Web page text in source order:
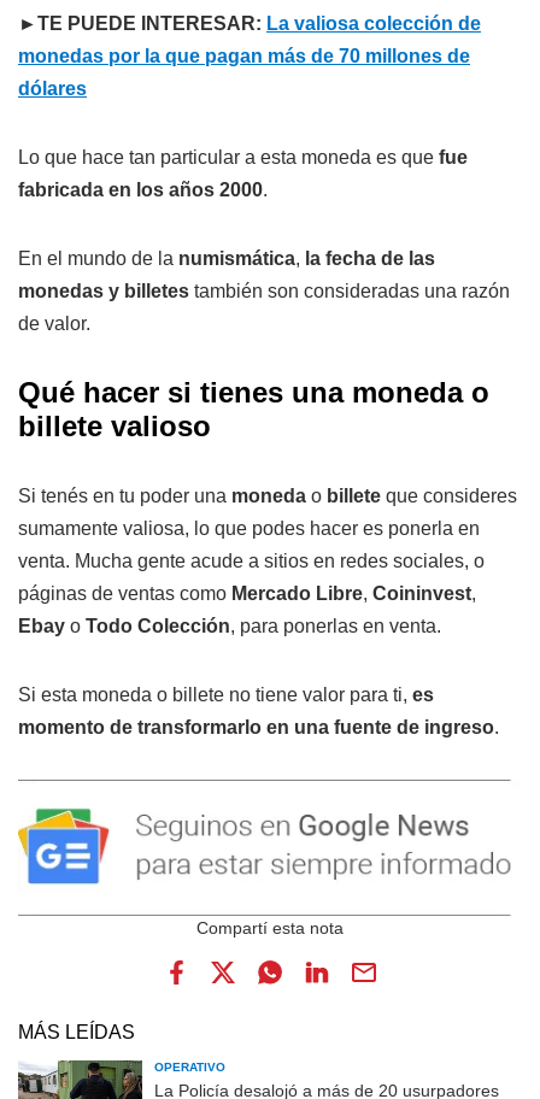
►TE PUEDE INTERESAR: La valiosa colección de
monedas por la que pagan más de 70 millones de
dólares
Lo que hace tan particular a esta moneda es que fue
fabricada en los años 2000.
En el mundo de la numismática, la fecha de las
monedas y billetes también son consideradas una razón
de valor.
Qué hacer si tienes una moneda o
billete valioso
Si tenés en tu poder una moneda o billete que consideres
sumamente valiosa, lo que podes hacer es ponerla en
venta. Mucha gente acude a sitios en redes sociales, o
páginas de ventas como Mercado Libre, Coininvest,
Ebay o Todo Colección, para ponerlas en venta.
Si esta moneda o billete no tiene valor para ti, es
momento de transformarlo en una fuente de ingreso.
MÁS LEÍDAS
OPERATIVO
La Policía desalojó a más de 20 usurpadores